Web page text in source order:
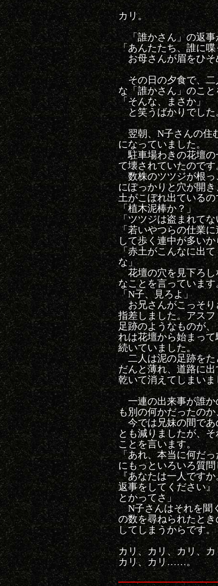
カリ。
「誰かさん」の返事
「あんたたち、誰に
お母さんが眉をひそ
その日の夕食で、二
な「誰かさん」のこ
「そんな、まさか」
と笑うばかりでした
翌朝、N子さんの住
になっていました。
駐車場わきの花壇の
て壊されていたのです
数株のツツジが根っ
にぽっかりと穴が開
土がこぼれ出ている
「植木泥棒か？」
「ツツジは盗まれて
「若いやつらの仕業
して歩く連中が多いか
「赤土がこんなに出
な」
花壇の穴を見下ろし
なことを言っています
「N子、見ろよ」
お兄さんがこっそり
指差しました。アス
足跡のようなものが
れは花壇から始まっ
続いていました。
二人は泥の足跡をた
だんと薄れ、道路に
乾いて消えてしまいま
一連の出来事が誰か
も別の何かだったの
今では兄妹の間であ
とも減りましたが、
ことを言います。
「あれ、本当に何だ
にもっといろいろ質
『あなたは一人です
返事をしてください』
とかってさ」
N子さんはそれを聞
の数を尋ねられたと
してしまうからです。
カリ、カリ、カリ、
カリ、カリ……。